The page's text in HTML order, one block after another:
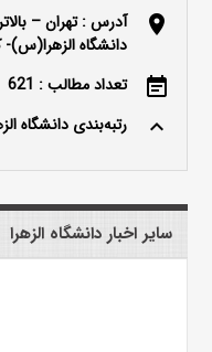
location_on
آدرس : تهران –
دانشگاه الزهرا(س)-
event_note تعداد مطالب : 621
keyboard_arrow_up رتبه‌بندی دانشگاه
سایر اخبار دانشگاه الزهرا